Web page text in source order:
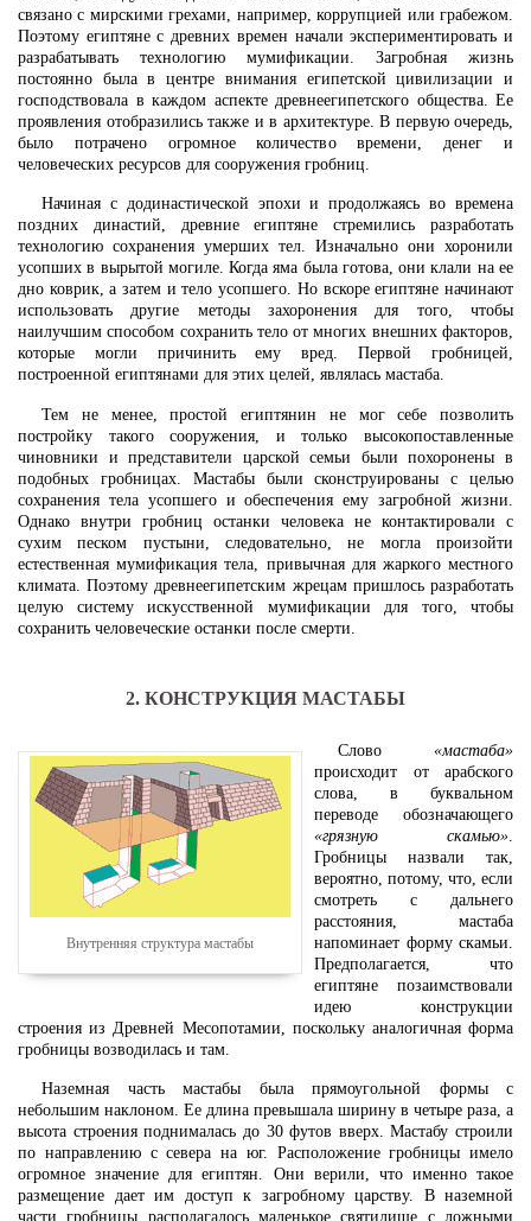
связано с мирскими грехами, например, коррупцией или грабежом.
Поэтому египтяне с древних времен начали экспериментировать и
разрабатывать технологию мумификации. Загробная жизнь
постоянно была в центре внимания египетской цивилизации и
господствовала в каждом аспекте древнеегипетского общества. Ее
проявления отобразились также и в архитектуре. В первую очередь,
было потрачено огромное количество времени, денег и
человеческих ресурсов для сооружения гробниц.
Начиная с додинастической эпохи и продолжаясь во времена
поздних династий, древние египтяне стремились разработать
технологию сохранения умерших тел. Изначально они хоронили
усопших в вырытой могиле. Когда яма была готова, они клали на ее
дно коврик, а затем и тело усопшего. Но вскоре египтяне начинают
использовать другие методы захоронения для того, чтобы
наилучшим способом сохранить тело от многих внешних факторов,
которые могли причинить ему вред. Первой гробницей,
построенной египтянами для этих целей, являлась мастаба.
Тем не менее, простой египтянин не мог себе позволить
постройку такого сооружения, и только высокопоставленные
чиновники и представители царской семьи были похоронены в
подобных гробницах. Мастабы были сконструированы с целью
сохранения тела усопшего и обеспечения ему загробной жизни.
Однако внутри гробниц останки человека не контактировали с
сухим песком пустыни, следовательно, не могла произойти
естественная мумификация тела, привычная для жаркого местного
климата. Поэтому древнеегипетским жрецам пришлось разработать
целую систему искусственной мумификации для того, чтобы
сохранить человеческие останки после смерти.
2. КОНСТРУКЦИЯ МАСТАБЫ
Внутренняя структура мастабы
Слово «мастаба»
происходит от арабского
слова, в буквальном
переводе обозначающего
«грязную скамью»
Гробницы назвали так,
вероятно, потому, что, если
смотреть с дальнего
расстояния, мастаба
напоминает форму скамьи.
Предполагается, что
египтяне позаимствовали
идею конструкции
строения из Древней Месопотамии, поскольку аналогичная форма
гробницы возводилась и там.
Наземная часть мастабы была прямоугольной формы с
небольшим наклоном. Ее длина превышала ширину в четыре раза, а
высота строения поднималась до 30 футов вверх. Мастабу строили
по направлению с севера на юг. Расположение гробницы имело
огромное значение для египтян. Они верили, что именно такое
размещение дает им доступ к загробному царству. В наземной
части гробницы располагалось маленькое святилище с ложными